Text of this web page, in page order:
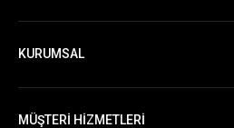
KURUMSAL
MÜŞTERİ HİZMETLERİ